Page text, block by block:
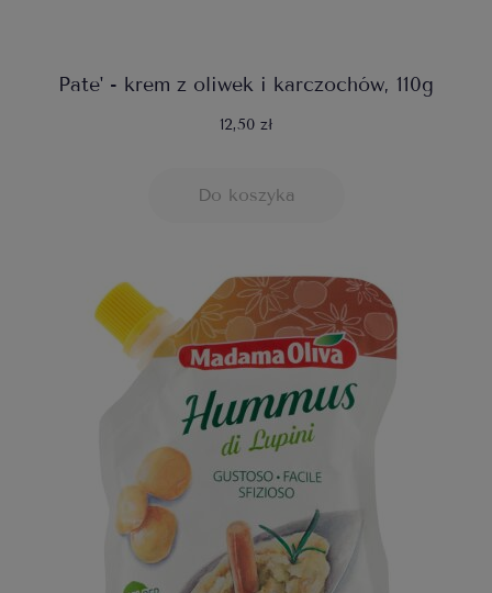
Pate' - krem z oliwek i karczochów, 110g
12,50 zł
Do koszyka